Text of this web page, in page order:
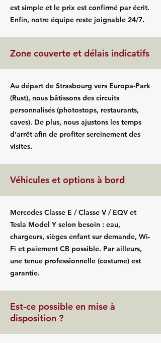
est simple et le prix est confirmé par écrit.
Enfin, notre équipe reste joignable 24/7.
Zone couverte et délais indicatifs
Au départ de Strasbourg vers Europa-Park
(Rust), nous bâtissons des circuits
personnalisés (photostops, restaurants,
caves). De plus, nous ajustons les temps
d’arrêt afin de profiter sereinement des
visites.
Véhicules et options à bord
Mercedes Classe E / Classe V / EQV et
Tesla Model Y selon besoin : eau,
chargeurs, sièges enfant sur demande, Wi-
Fi et paiement CB possible. Par ailleurs,
une tenue professionnelle (costume) est
garantie.
Est-ce possible en mise à
disposition ?